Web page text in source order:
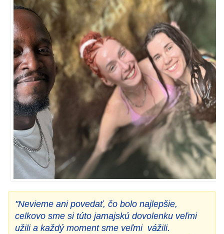
"Nevieme ani povedať, čo bolo najlepšie,
celkovo sme si túto jamajskú dovolenku veľmi
užili a každý moment sme veľmi vážili.